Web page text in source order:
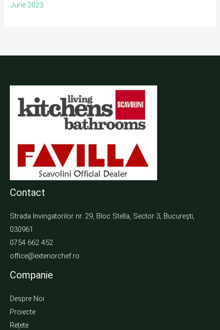
June 2023
Contact
Strada Invingatorilor nr. 29, Bloc Stella, Sector 3, București,
030961
0754 662 452
office@exteriorchef.ro
Companie
Despre Noi
Proiecte
Rețete